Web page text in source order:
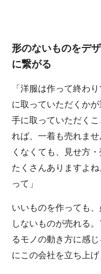
形のないものをデ
に繋がる
「洋服は作って終わ
に取っていただくか
手に取っていただく
れば、一着も売れま
くなくても、見せ方
たくさんありますよ
って」
いいものを作っても
しないものが売れる
るモノの動き方に感
にこの会社を立ち上げ